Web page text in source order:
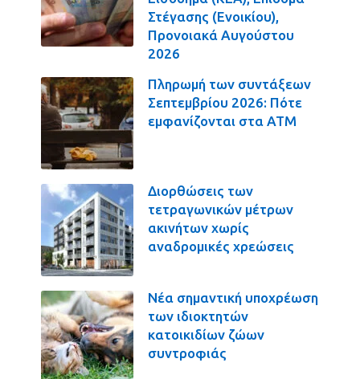
Στέγασης (Ενοικίου),
Προνοιακά Αυγούστου
2026
Πληρωμή των συντάξεων
Σεπτεμβρίου 2026: Πότε
εμφανίζονται στα ΑΤΜ
Διορθώσεις των
τετραγωνικών μέτρων
ακινήτων χωρίς
αναδρομικές χρεώσεις
Νέα σημαντική υποχρέωση
των ιδιοκτητών
κατοικιδίων ζώων
συντροφιάς